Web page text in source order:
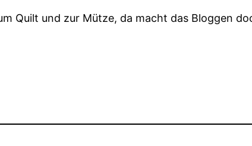
Quilt und zur Mütze, da macht das Bloggen